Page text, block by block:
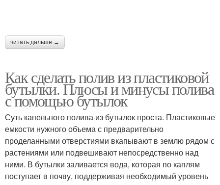
читать дальше →
Как сделать полив из пластиковой
бутылки. Плюсы и минусы полива
с помощью бутылок
Суть капельного полива из бутылок проста. Пластиковые
емкости нужного объема с предварительно
проделанными отверстиями вкапывают в землю рядом с
растениями или подвешивают непосредственно над
ними. В бутылки заливается вода, которая по каплям
поступает в почву, поддерживая необходимый уровень